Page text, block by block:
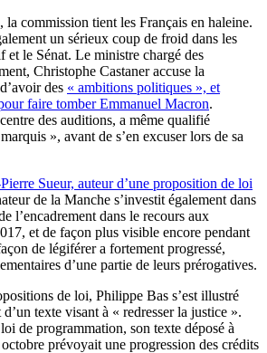
la commission tient les Français en haleine.
un sérieux coup de froid dans les
et le Sénat. Le ministre chargé des
Christophe Castaner accuse la
des « ambitions politiques », et
faire tomber Emmanuel Macron.
des auditions, a même qualifié
», avant de s’en excuser lors de sa
Sueur, auteur d’une proposition de loi
de la Manche s’investit également dans
l’encadrement dans le recours aux
et de façon plus visible encore pendant
de légiférer a fortement progressé,
d’une partie de leurs prérogatives.
de loi, Philippe Bas s’est illustré
texte visant à « redresser la justice ».
de programmation, son texte déposé à
prévoyait une progression des crédits